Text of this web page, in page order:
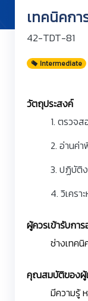
เทคนิคก
42-TDT-81
Intermediate
วัตถุประสงค์
1. ตรวจ
2. อ่านค่
3. ปฏิบัติ
4. วิเคร
ผู้ควรเข้ารับกา
ช่างเทค
คุณสมบัติของผู้
มีความรู้